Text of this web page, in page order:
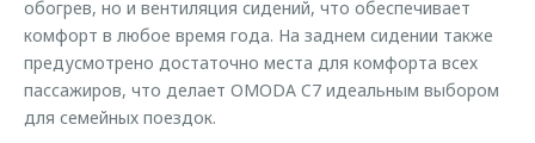
обогрев, но и вентиляция сидений, что обеспечивает
комфорт в любое время года. На заднем сидении также
предусмотрено достаточно места для комфорта всех
пассажиров, что делает OMODA C7 идеальным выбором
для семейных поездок.